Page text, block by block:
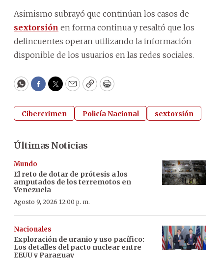
Asimismo subrayó que continúan los casos de
sextorsión en forma continua y resaltó que los
delincuentes operan utilizando la información
disponible de los usuarios en las redes sociales.
WhatsApp
Facebook
Twitter
EmailCopyPrint
Cibercrimen Policía Nacional sextorsión
Últimas Noticias
Mundo
El reto de dotar de prótesis a los
amputados de los terremotos en
Venezuela
Agosto 9, 2026 12:00 p. m.
Nacionales
Exploración de uranio y uso pacífico:
Los detalles del pacto nuclear entre
EEUU y Paraguay